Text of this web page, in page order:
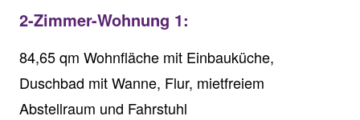
2-Zimmer-Wohnung 1:
84,65 qm Wohnfläche mit Einbauküche,
Duschbad mit Wanne, Flur, mietfreiem
Abstellraum und Fahrstuhl